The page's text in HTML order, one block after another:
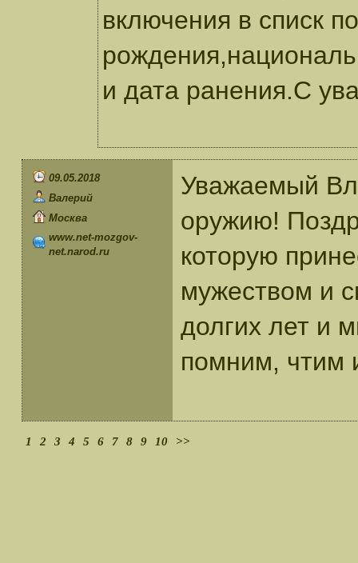
включения в списк
и дата ранения.С
09.05.2018
Валерий
Москва
www.net-mozgov-
net.narod.ru
Уважаемый
оружию!
которую
мужеством и
долгих лет и
помним, чтим
1 2 3 4 5 6 7 8 9 10 >>